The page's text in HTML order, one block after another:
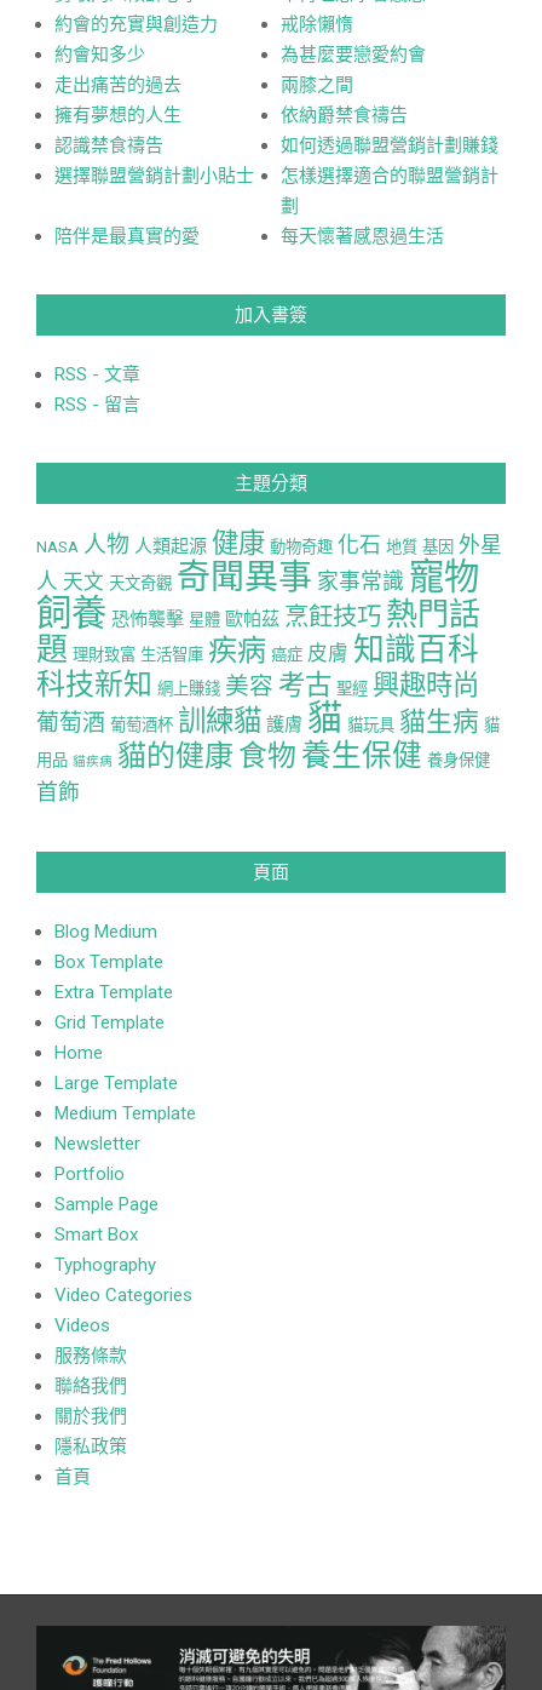
約會的充實與創造力
戒除懶惰
約會知多少
為甚麼要戀愛約會
走出痛苦的過去
兩膝之間
擁有夢想的人生
依納爵禁食禱告
認識禁食禱告
如何透過聯盟營銷計劃賺錢
選擇聯盟營銷計劃小貼士
怎樣選擇適合的聯盟營銷計
劃
陪伴是最真實的愛
每天懷著感恩過生活
加入書簽
RSS - 文章
RSS - 留言
主題分類
NASA 人物 人類起源 健康 動物奇趣 化石 地質 基因 外星
人 天文 天文奇觀 奇聞異事 家事常識 寵物
飼養 恐怖襲擊 星體 歐帕茲 烹飪技巧 熱門話
題 理財致富 生活智庫 疾病 癌症 皮膚 知識百科
科技新知 網上賺錢 美容 考古 聖經 興趣時尚
葡萄酒 葡萄酒杯 訓練貓 護膚 貓 貓玩具 貓生病 貓
用品 貓疾病 貓的健康 食物 養生保健 養身保健
首飾
頁面
Blog Medium
Box Template
Extra Template
Grid Template
Home
Large Template
Medium Template
Newsletter
Portfolio
Sample Page
Smart Box
Typhography
Video Categories
Videos
服務條款
聯絡我們
關於我們
隱私政策
首頁